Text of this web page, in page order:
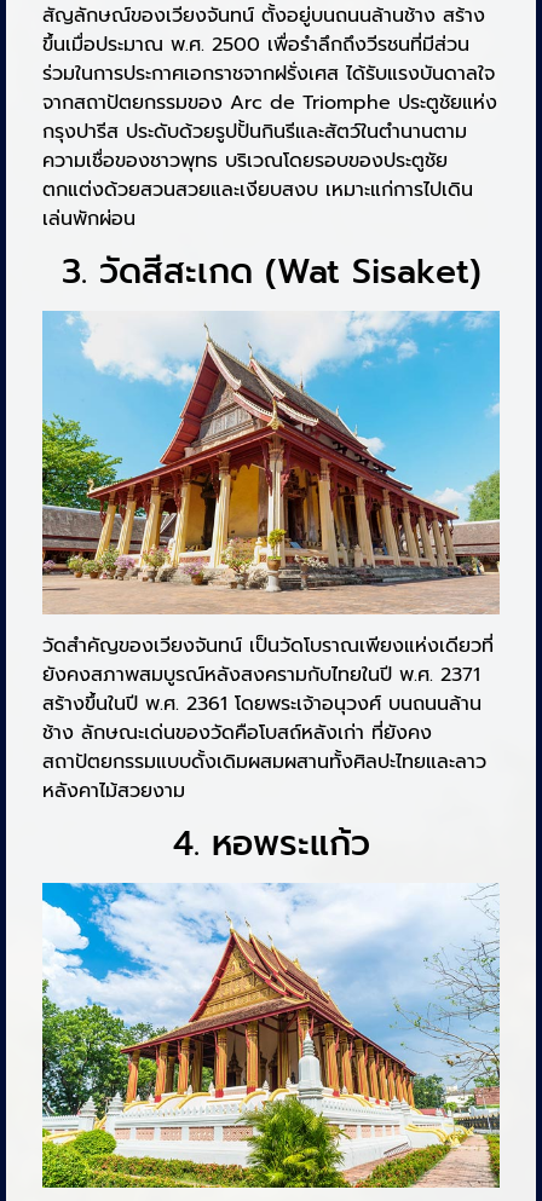
สัญลักษณ์ของเวียงจันทน์ ตั้งอยู่บนถนนล้านช้าง สร้าง
ขึ้นเมื่อประมาณ พ.ศ. 2500 เพื่อรำลึกถึงวีรชนที่มีส่วน
ร่วมในการประกาศเอกราชจากฝรั่งเศส ได้รับแรงบันดาลใจ
จากสถาปัตยกรรมของ Arc de Triomphe ประตูชัยแห่ง
กรุงปารีส ประดับด้วยรูปปั้นกินรีและสัตว์ในตำนานตาม
ความเชื่อของชาวพุทธ บริเวณโดยรอบของประตูชัย
ตกแต่งด้วยสวนสวยและเงียบสงบ เหมาะแก่การไปเดิน
เล่นพักผ่อน
3. วัดสีสะเกด (Wat Sisaket)
วัดสำคัญของเวียงจันทน์ เป็นวัดโบราณเพียงแห่งเดียวที่
ยังคงสภาพสมบูรณ์หลังสงครามกับไทยในปี พ.ศ. 2371
สร้างขึ้นในปี พ.ศ. 2361 โดยพระเจ้าอนุวงศ์ บนถนนล้าน
ช้าง ลักษณะเด่นของวัดคือโบสถ์หลังเก่า ที่ยังคง
สถาปัตยกรรมแบบดั้งเดิมผสมผสานทั้งศิลปะไทยและลาว
หลังคาไม้สวยงาม
4. หอพระแก้ว